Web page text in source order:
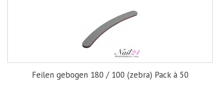
Feilen gebogen 180 / 100 (zebra) Pack à 50